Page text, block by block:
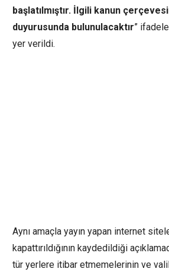
başlatılmıştır. İlgili kanun
duyurusunda bulunulacaktır”
yer verildi.
Aynı amaçla yayın yapan internet
kapattırıldığının kaydedildiği
tür yerlere itibar etmemelerinin ve